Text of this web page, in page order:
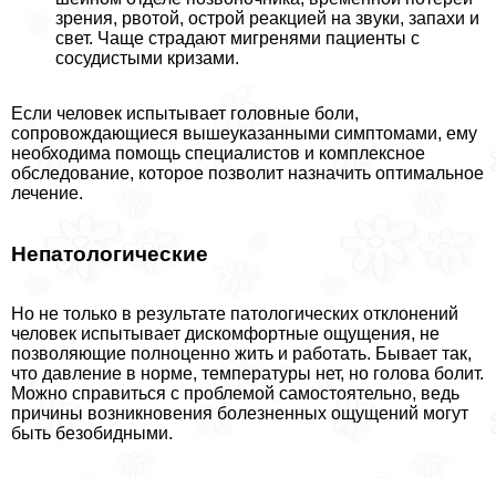
зрения, рвотой, острой реакцией на звуки, запахи и
свет. Чаще страдают мигренями пациенты с
сосудистыми кризами.
Если человек испытывает головные боли,
сопровождающиеся вышеуказанными симптомами, ему
необходима помощь специалистов и комплексное
обследование, которое позволит назначить оптимальное
лечение.
Непатологические
Но не только в результате патологических отклонений
человек испытывает дискомфортные ощущения, не
позволяющие полноценно жить и работать. Бывает так,
что давление в норме, температуры нет, но голова болит.
Можно справиться с проблемой самостоятельно, ведь
причины возникновения болезненных ощущений могут
быть безобидными.